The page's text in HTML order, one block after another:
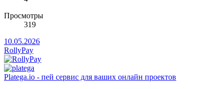
Просмотры
319
10.05.2026
RollyPay
Platega.io - пей сервис для ваших онлайн проектов